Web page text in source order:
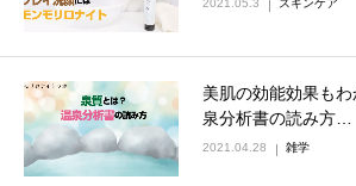
2021.05.3 スキンケア
美肌の効能効果も
泉分析書の読み方…
2021.04.28 雑学